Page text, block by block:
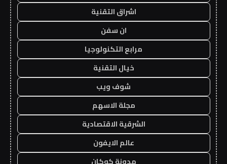
اشراق التقنية
ان سفن
مرابع التكنولوجيا
خيال التقنية
شوف ويب
مجلة الاسهم
الشرقية الاقتصادية
عالم الايفون